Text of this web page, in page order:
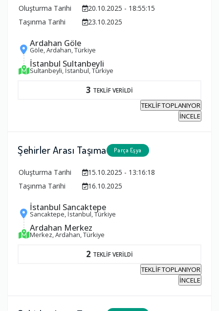
Oluşturma Tarihi
20.10.2025 - 18:55:15
Taşınma Tarihi
23.10.2025
Ardahan Göle
Göle, Ardahan, Türkiye
İstanbul Sultanbeyli
Sultanbeyli, İstanbul, Türkiye
3 TEKLİF VERİLDİ
TEKLİF TOPLANIYOR
İNCELE
Şehirler Arası Taşıma Parça Eşya
Oluşturma Tarihi
15.10.2025 - 13:16:18
Taşınma Tarihi
16.10.2025
İstanbul Sancaktepe
Sancaktepe, İstanbul, Türkiye
Ardahan Merkez
Merkez, Ardahan, Türkiye
2 TEKLİF VERİLDİ
TEKLİF TOPLANIYOR
İNCELE